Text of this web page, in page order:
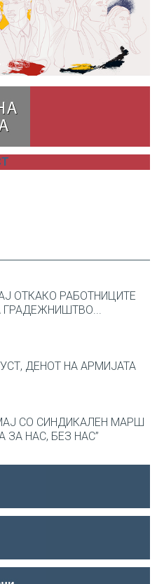
ОТКАКО РАБОТНИЦИТЕ
ГРАДЕЖНИШТВО...
ДЕНОТ НА АРМИЈАТА
СО СИНДИКАЛEН МАРШ
НАС, БЕЗ НАС”